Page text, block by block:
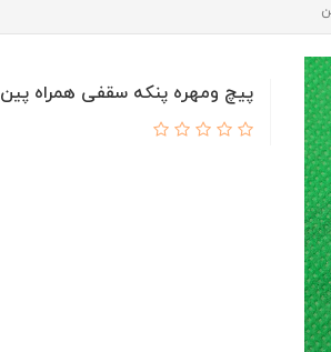
پیچ ومهره پنکه سقفی همراه پین